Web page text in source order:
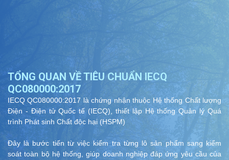
TỔNG QUAN VỀ TIÊU CHUẨN IECQ
QC080000:2017
IECQ QC080000:2017 là chứng nhận thuộc Hệ thống Chất lượng
Điện - Điện tử Quốc tế (IECQ), thiết lập Hệ thống Quản lý Quá
trình Phát sinh Chất độc hại (HSPM)
Đây là bước tiến từ việc kiểm tra từng lô sản phẩm sang kiểm
soát toàn bộ hệ thống, giúp doanh nghiệp đáp ứng yêu cầu của